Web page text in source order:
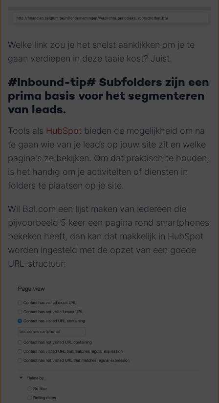
Welke link zou je het snelst aanklikken om je te
gaan verdiepen in deze taaie kost? Juist.
#Inbound-tip# Subfolders zijn een
prima basis voor het segmenteren
van leads.
Tools als HubSpot bieden de mogelijkheid om na
te gaan wie van je leads op jouw site zit en welke
pagina's ze bekijken. Om dat praktisch te houden,
is het handig om je activiteiten of diensten in
folders te plaatsen op je site.
Wil Bol.com een lijst maken van iedereen die
bijvoorbeeld 5 keer een pagina rond smartphones
bekeken heeft, dan kan dat makkelijk in HubSpot
worden ingesteld met de opzet van een goede
URL-structuur: